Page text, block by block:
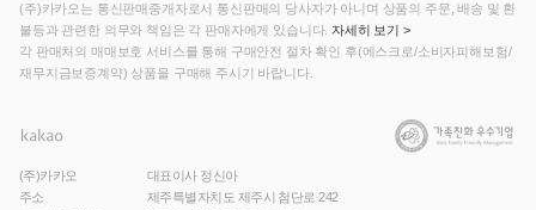
(주)카카오는 통신판매중개자로서 통신판매의 당사자가 아니며 상품의 주문, 배송 및 환
불등과 관련한 의무와 책임은 각 판매자에게 있습니다. 자세히 보기 >
각 판매처의 매매보호 서비스를 통해 구매안전 절차 확인 후(에스크로/소비자피해보험/
재무지금보증계약) 상품을 구매해 주시기 바랍니다.
(주)카카오
대표이사 정신아
주소
제주특별자치도 제주시 첨단로 242